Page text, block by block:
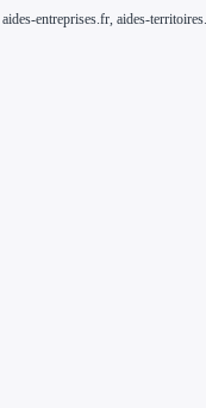
entreprises.fr, aides-